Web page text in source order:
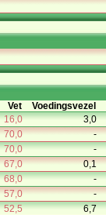
Vet Voedingsvezel
16,0 3,0
70,0 -
70,0 -
67,0 0,1
68,0 -
57,0 -
52,5 6,7